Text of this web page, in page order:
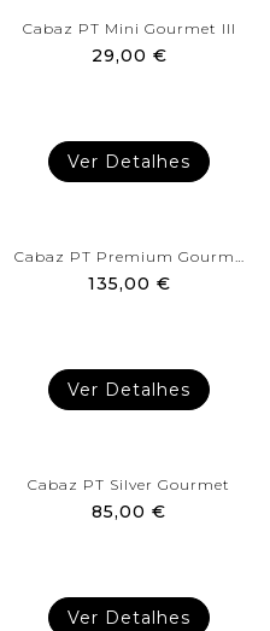
Cabaz PT Mini Gourmet III
29,00 €
Ver Detalhes
Cabaz PT Premium Gourmet
135,00 €
Ver Detalhes
Cabaz PT Silver Gourmet
85,00 €
Ver Detalhes